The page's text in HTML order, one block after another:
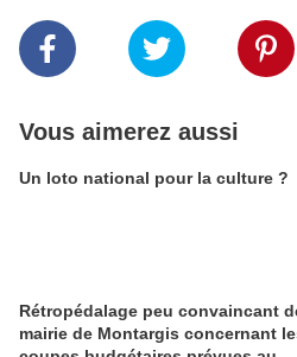
Vous aimerez aussi
Un loto national pour la culture ?
Rétropédalage peu convaincant
mairie de Montargis concernant